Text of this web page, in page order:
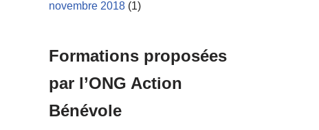
novembre 2018 (1)
Formations proposées
par l’ONG Action
Bénévole